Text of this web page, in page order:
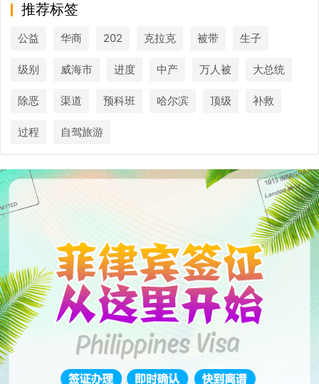
推荐标签
公益 华商 202 克拉克 被带 生子
级别 威海市 进度 中产 万人被 大总统
除恶 渠道 预科班 哈尔滨 顶级 补救
过程 自驾旅游